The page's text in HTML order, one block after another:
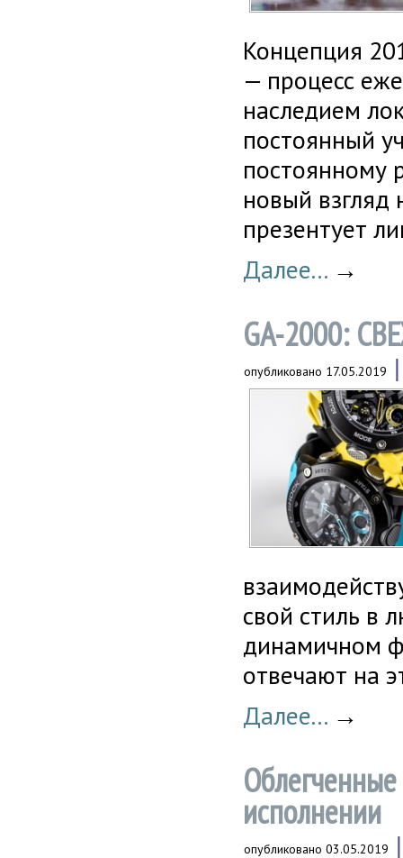
Концепция
— процесс
наследием
постоянный
постоянному
новый
презентует
Далее... →
GA-2000:
опубликовано 17.05.2019
свой стиль в
динамичном
отвечают на
Далее... →
исполнении
опубликовано 03.05.2019